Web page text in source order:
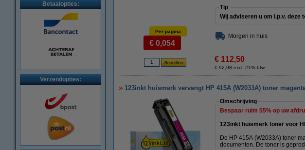
Betaalopties:
Verzendopties:
Tip
Wij adviseren u om i.p.v. deze
Per pagina
€ 0,054
Morgen in huis
€ 112,50
€ 92,98 excl. 21% btw
123inkt huismerk vervangt HP 415A (W2033A) toner
Omschrijving
Bespaar ruim 55% op uw
123inkt huismerk toner voor
De HP 415A (W2033A) toner
documenten. De toner is